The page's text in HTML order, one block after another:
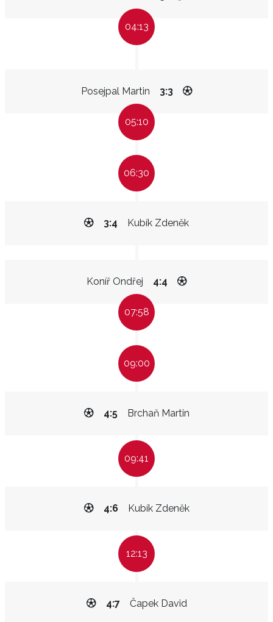
04:13
Posejpal Martin 3:3
05:10
06:30
Kubík Zdeněk
3:4
Koníř Ondřej 4:4
07:58
09:00
Brchaň Martin
4:5
09:41
Kubík Zdeněk
4:6
12:13
Čapek David
4:7